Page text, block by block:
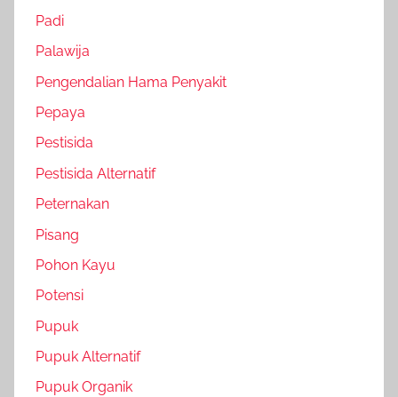
Padi
Palawija
Pengendalian Hama Penyakit
Pepaya
Pestisida
Pestisida Alternatif
Peternakan
Pisang
Pohon Kayu
Potensi
Pupuk
Pupuk Alternatif
Pupuk Organik